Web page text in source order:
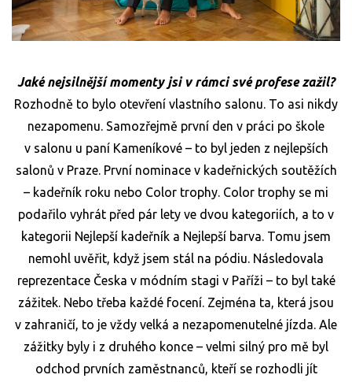
Jaké nejsilnější momenty jsi v rámci své profese zažil?
Rozhodně to bylo otevření vlastního salonu. To asi nikdy
nezapomenu. Samozřejmě první den v práci po škole
v salonu u paní Kameníkové – to byl jeden z nejlepších
salonů v Praze. První nominace v kadeřnických soutěžích
– kadeřník roku nebo Color trophy. Color trophy se mi
podařilo vyhrát před pár lety ve dvou kategoriích, a to v
kategorii Nejlepší kadeřník a Nejlepší barva. Tomu jsem
nemohl uvěřit, když jsem stál na pódiu. Následovala
reprezentace Česka v módním stagi v Paříži – to byl také
zážitek. Nebo třeba každé focení. Zejména ta, která jsou
v zahraničí, to je vždy velká a nezapomenutelné jízda. Ale
zážitky byly i z druhého konce – velmi silný pro mě byl
odchod prvních zaměstnanců, kteří se rozhodli jít